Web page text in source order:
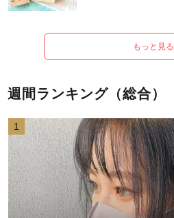
もっと見る
週間ランキング（総合）
1